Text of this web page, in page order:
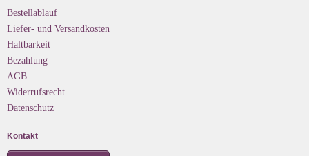
Bestellablauf
Liefer- und Versandkosten
Haltbarkeit
Bezahlung
AGB
Widerrufsrecht
Datenschutz
Kontakt